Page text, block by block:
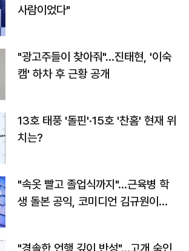
사람이었다"
"광고주들이 찾아줘"…진태현, '이숙
캠' 하차 후 근황 공개
13호 태풍 '돌핀'·15호 '찬홈' 현재 위
치는?
"속옷 빨고 졸업식까지"…근육병 학
생 돌본 공익, 코미디언 김규원이었
"경솔한 언행 깊이 반성"…고개 숙인